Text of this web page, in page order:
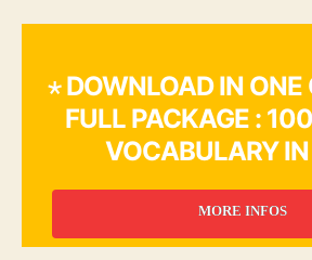
⋆ DOWNLOAD IN ONE
FULL PACKAGE :
VOCABULARY IN
MORE INFOS